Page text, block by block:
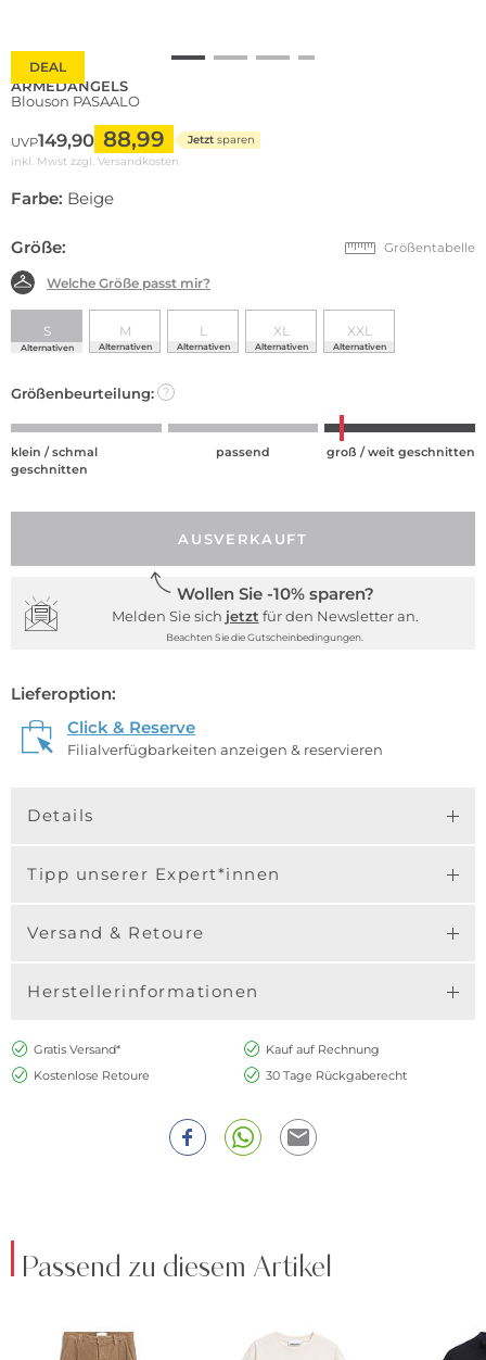
DEAL
ARMEDANGELS
Blouson PASAALO
UVP149,90 88,99 Jetzt sparen
inkl. Mwst zzgl. Versandkosten
Farbe: Beige
Größe: Größentabelle
Welche Größe passt mir?
S
Alternativen
M
Alternativen
L
Alternativen
XL
Alternativen
XXL
Alternativen
Größenbeurteilung: ?
klein / schmal
geschnitten
passend groß / weit geschnitten
AUSVERKAUFT
Wollen Sie -10% sparen?
Melden Sie sich jetzt für den Newsletter an.
Beachten Sie die Gutscheinbedingungen.
Lieferoption:
Click & Reserve
Filialverfügbarkeiten anzeigen & reservieren
Details
Tipp unserer Expert*innen
Versand & Retoure
Herstellerinformationen
Gratis Versand*
Kauf auf Rechnung
Kostenlose Retoure
30 Tage Rückgaberecht
Passend zu diesem Artikel